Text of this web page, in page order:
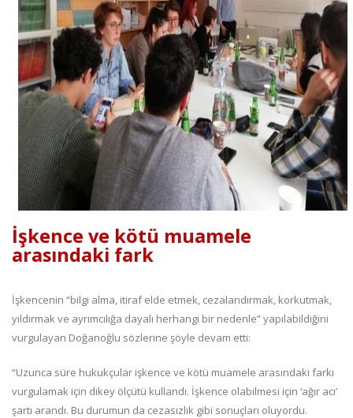
İşkence ve kötü muamele
arasındaki fark
İşkencenin “bilgi alma, itiraf elde etmek, cezalandırmak, korkutmak,
yıldırmak ve ayrımcılığa dayalı herhangi bir nedenle” yapılabildiğini
vurgulayan Doğanoğlu sözlerine şöyle devam etti:
“Uzunca süre hukukçular işkence ve kötü muamele arasındaki farkı
vurgulamak için dikey ölçütü kullandı. İşkence olabilmesi için ‘ağır acı’
şartı arandı. Bu durumun da cezasızlık gibi sonuçları oluyordu.